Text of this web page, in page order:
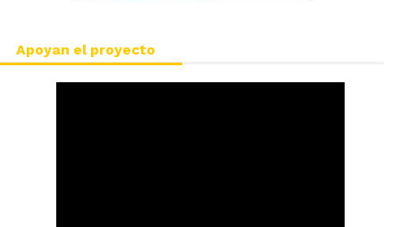
Apoyan el proyecto